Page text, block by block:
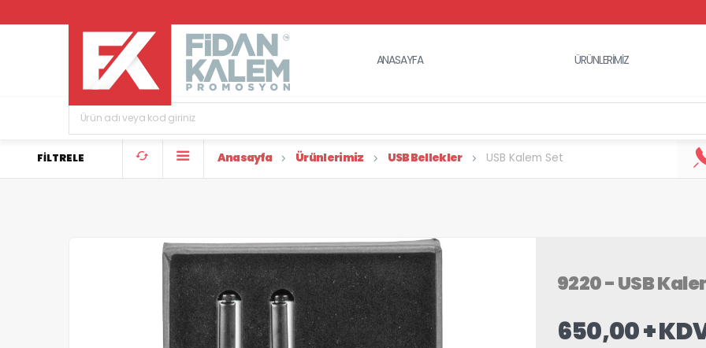
ANASAYFA ÜRÜNLERİMİZ
FİLTRELE Anasayfa Ürünlerimiz USB Bellekler USB Kalem Set
9220 - USB
650,00 +